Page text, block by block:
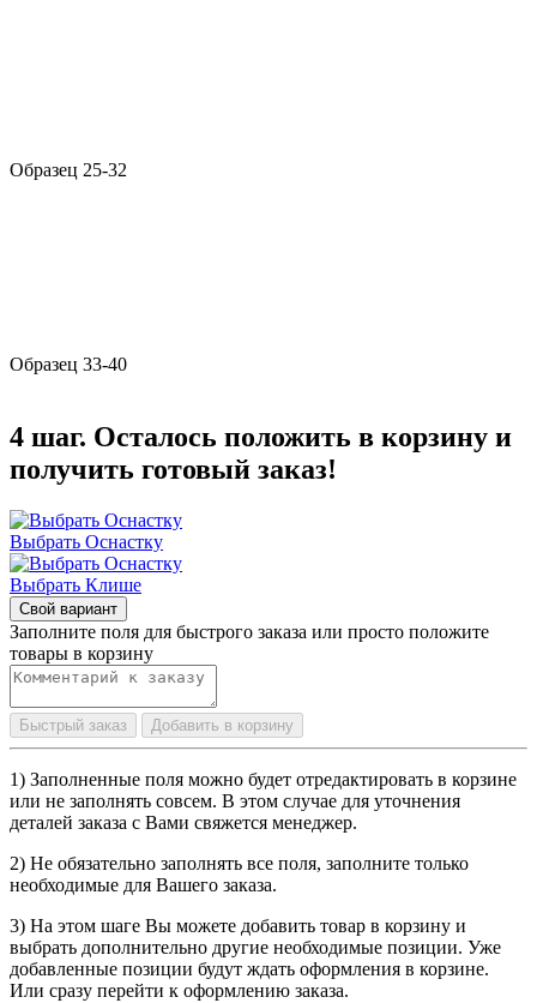
Образец 25-32
Образец 33-40
4 шаг. Осталось положить в корзину и
получить готовый заказ!
Выбрать Оснастку
Выбрать Клише
Свой вариант
Заполните поля для быстрого заказа или просто положите
товары в корзину
Быстрый заказ Добавить в корзину
1) Заполненные поля можно будет отредактировать в корзине
или не заполнять совсем. В этом случае для уточнения
деталей заказа с Вами свяжется менеджер.
2) Не обязательно заполнять все поля, заполните только
необходимые для Вашего заказа.
3) На этом шаге Вы можете добавить товар в корзину и
выбрать дополнительно другие необходимые позиции. Уже
добавленные позиции будут ждать оформления в корзине.
Или сразу перейти к оформлению заказа.